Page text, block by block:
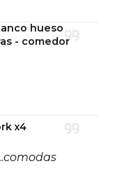
hueso
- comedor
x4